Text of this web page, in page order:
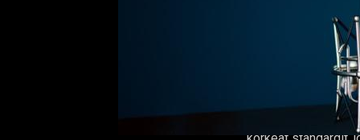
kunnostetussa
helmikuussa 2015,
Oluet
ja jokaisen erän on